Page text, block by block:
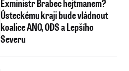
Exministr Brabec hejtmanem?
Ústeckému kraji bude vládnout
koalice ANO, ODS a Lepšího
Severu